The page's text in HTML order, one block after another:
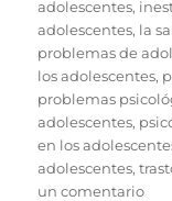
adolescentes,
adolescentes, la
problemas de
los adolescentes,
problemas
adolescentes,
en los
adolescentes,
un comentarioen